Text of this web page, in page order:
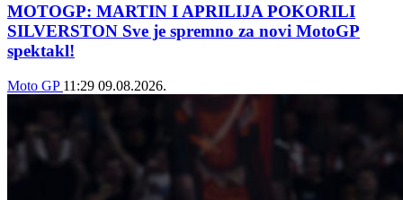
MOTOGP: MARTIN I APRILIJA POKORILI
SILVERSTON Sve je spremno za novi MotoGP
spektakl!
Moto GP 11:29 09.08.2026.